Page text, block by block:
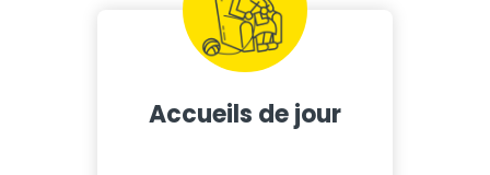
Accueils de jour